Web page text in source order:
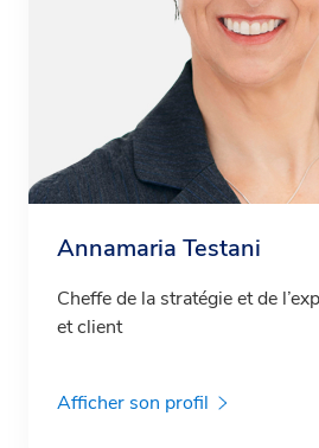
Annamaria Testani
Cheffe de la stratégie et de
et client
Afficher son profil